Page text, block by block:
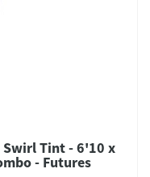
Swirl Tint - 6'10 x
- Futures